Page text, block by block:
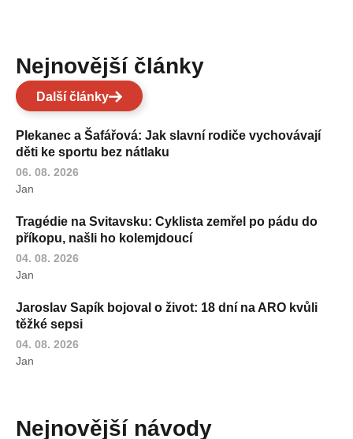
Nejnovější články
Další články
Plekanec a Šafářová: Jak slavní rodiče vychovávají
děti ke sportu bez nátlaku
06. 08. 2026
Jan
Tragédie na Svitavsku: Cyklista zemřel po pádu do
příkopu, našli ho kolemjdoucí
04. 08. 2026
Jan
Jaroslav Sapík bojoval o život: 18 dní na ARO kvůli
těžké sepsi
04. 08. 2026
Jan
Nejnovější návody